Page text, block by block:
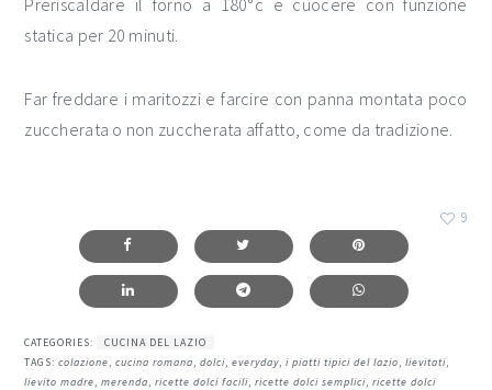
Preriscaldare il forno a 180°c e cuocere con funzione
statica per 20 minuti.
Far freddare i maritozzi e farcire con panna montata poco
zuccherata o non zuccherata affatto, come da tradizione.
9
CATEGORIES:
CUCINA DEL LAZIO
TAGS:colazione,cucina romana,dolci,everyday,i piatti tipici del lazio,lievitati,
lievito madre,merenda,ricette dolci facili,ricette dolci semplici,ricette dolci